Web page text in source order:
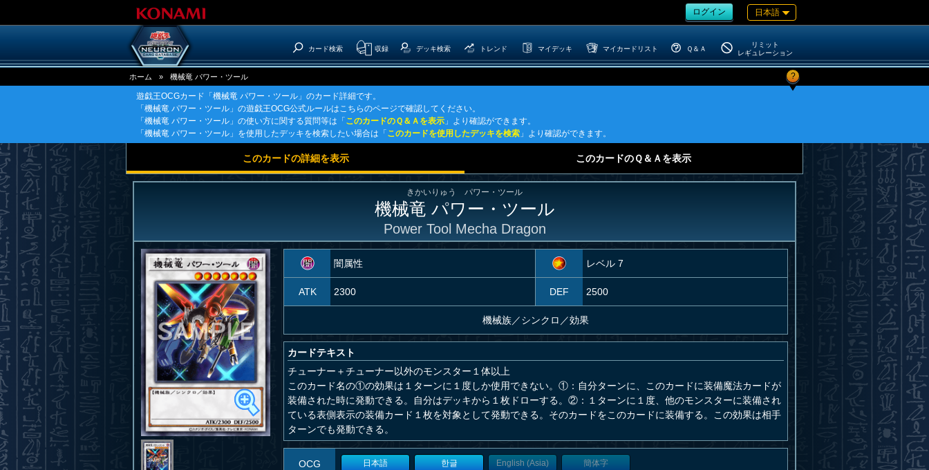
ログイン 日本語
カード検索 収録 デッキ検索 トレンド マイデッキ マイカードリスト Ｑ＆Ａ
リミット
レギュレーション
ホーム » 機械竜 パワー・ツール ?
遊戯王OCGカード「機械竜 パワー・ツール」のカード詳細です。
「機械竜 パワー・ツール」の遊戯王OCG公式ルールはこちらのページで確認してください。
「機械竜 パワー・ツール」の使い方に関する質問等は「 このカードのＱ＆Ａを表示 」より確認ができます。
「機械竜 パワー・ツール」を使用したデッキを検索したい場合は「 このカードを使用したデッキを検索 」より確認ができます。
このカードの詳細を表示 このカードのＱ＆Ａを表示
きかいりゅう パワー・ツール
機械竜 パワー・ツール
Power Tool Mecha Dragon
闇属性 レベル 7
ATK 2300 DEF 2500
機械族／シンクロ／効果
カードテキスト
チューナー＋チューナー以外のモンスター１体以上
このカード名の①の効果は１ターンに１度しか使用できない。①：自分ターンに、このカードに装備魔法カードが
装備された時に発動できる。自分はデッキから１枚ドローする。②：１ターンに１度、他のモンスターに装備され
ている表側表示の装備カード１枚を対象として発動できる。そのカードをこのカードに装備する。この効果は相手
ターンでも発動できる。
OCG 日本語 한글 English (Asia) 簡体字